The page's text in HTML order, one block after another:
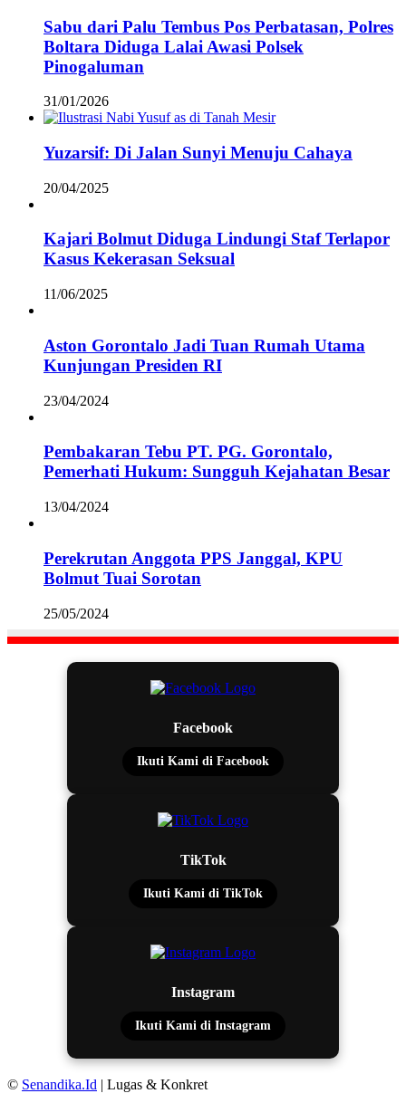
Sabu dari Palu Tembus Pos Perbatasan, Polres
Boltara Diduga Lalai Awasi Polsek
Pinogaluman
31/01/2026
Yuzarsif: Di Jalan Sunyi Menuju Cahaya
20/04/2025
Kajari Bolmut Diduga Lindungi Staf Terlapor
Kasus Kekerasan Seksual
11/06/2025
Aston Gorontalo Jadi Tuan Rumah Utama
Kunjungan Presiden RI
23/04/2024
Pembakaran Tebu PT. PG. Gorontalo,
Pemerhati Hukum: Sungguh Kejahatan Besar
13/04/2024
Perekrutan Anggota PPS Janggal, KPU
Bolmut Tuai Sorotan
25/05/2024
Facebook
Ikuti Kami di Facebook
TikTok
Ikuti Kami di TikTok
Instagram
Ikuti Kami di Instagram
© Senandika.Id | Lugas & Konkret